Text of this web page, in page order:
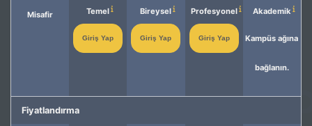
Misafir Temel
Giriş Yap
Bireysel
Giriş Yap
Profesyonel
Giriş Yap
Akademik
Kampüs ağına
bağlanın.
Fiyatlandırma